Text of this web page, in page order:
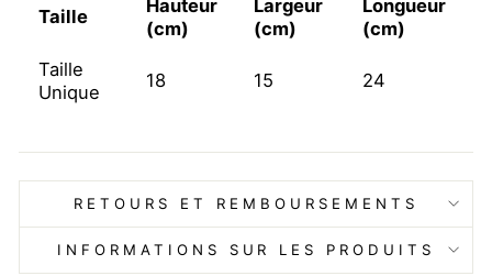
Taille
Hauteur
(cm)
Largeur
(cm)
Longueur
(cm)
Taille
Unique
18 15 24
RETOURS ET REMBOURSEMENTS
INFORMATIONS SUR LES PRODUITS